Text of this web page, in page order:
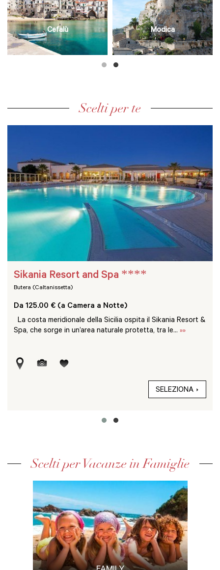
Cefalù Modica
Scelti per te
Sikania Resort and Spa ****
Butera (Caltanissetta)
Da 125.00 € (a Camera a Notte)
La costa meridionale della Sicilia ospita il Sikania Resort &
Spa, che sorge in un’area naturale protetta, tra le... »»
SELEZIONA
Scelti per Vacanze in Famiglie